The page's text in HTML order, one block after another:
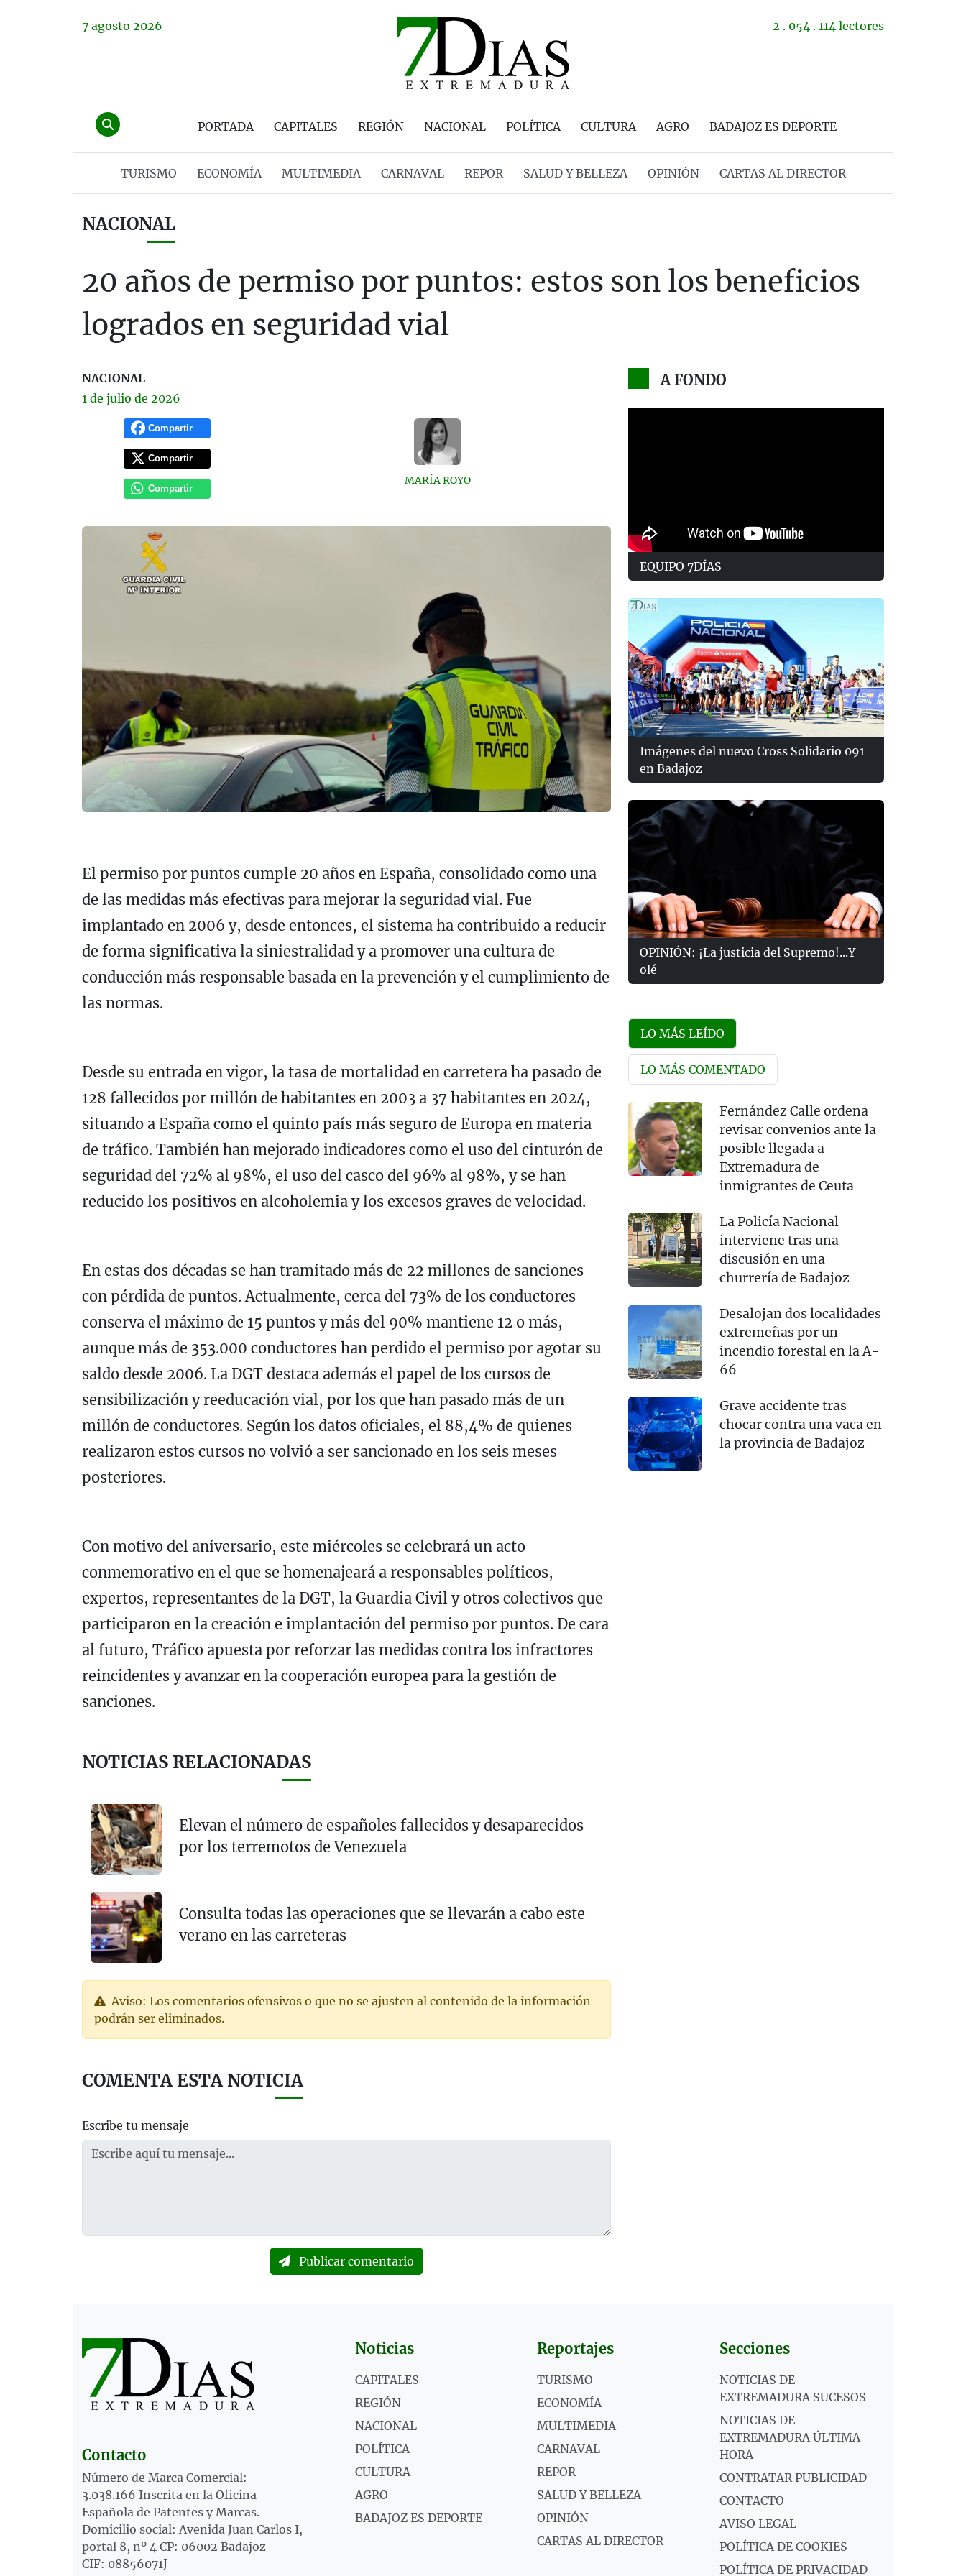
7 agosto 2026 2 . 054 . 114 lectores
PORTADA CAPITALES REGIÓN NACIONAL POLÍTICA CULTURA AGRO BADAJOZ ES DEPORTE
TURISMO ECONOMÍA MULTIMEDIA CARNAVAL REPOR SALUD Y BELLEZA OPINIÓN CARTAS AL DIRECTOR
NACIONAL
20 años de permiso por puntos: estos son los beneficios
logrados en seguridad vial
NACIONAL
1 de julio de 2026
Compartir
Compartir
Compartir
MARÍA ROYO
El permiso por puntos cumple 20 años en España, consolidado como una
de las medidas más efectivas para mejorar la seguridad vial. Fue
implantado en 2006 y, desde entonces, el sistema ha contribuido a reducir
de forma significativa la siniestralidad y a promover una cultura de
conducción más responsable basada en la prevención y el cumplimiento de
las normas.
Desde su entrada en vigor, la tasa de mortalidad en carretera ha pasado de
128 fallecidos por millón de habitantes en 2003 a 37 habitantes en 2024,
situando a España como el quinto país más seguro de Europa en materia
de tráfico. También han mejorado indicadores como el uso del cinturón de
seguridad del 72% al 98%, el uso del casco del 96% al 98%, y se han
reducido los positivos en alcoholemia y los excesos graves de velocidad.
En estas dos décadas se han tramitado más de 22 millones de sanciones
con pérdida de puntos. Actualmente, cerca del 73% de los conductores
conserva el máximo de 15 puntos y más del 90% mantiene 12 o más,
aunque más de 353.000 conductores han perdido el permiso por agotar su
saldo desde 2006. La DGT destaca además el papel de los cursos de
sensibilización y reeducación vial, por los que han pasado más de un
millón de conductores. Según los datos oficiales, el 88,4% de quienes
realizaron estos cursos no volvió a ser sancionado en los seis meses
posteriores.
Con motivo del aniversario, este miércoles se celebrará un acto
conmemorativo en el que se homenajeará a responsables políticos,
expertos, representantes de la DGT, la Guardia Civil y otros colectivos que
participaron en la creación e implantación del permiso por puntos. De cara
al futuro, Tráfico apuesta por reforzar las medidas contra los infractores
reincidentes y avanzar en la cooperación europea para la gestión de
sanciones.
NOTICIAS RELACIONADAS
Elevan el número de españoles fallecidos y desaparecidos
por los terremotos de Venezuela
Consulta todas las operaciones que se llevarán a cabo este
verano en las carreteras
Aviso: Los comentarios ofensivos o que no se ajusten al contenido de la información
podrán ser eliminados.
COMENTA ESTA NOTICIA
Escribe tu mensaje
Publicar comentario
A FONDO
EQUIPO 7DÍAS
Imágenes del nuevo Cross Solidario 091
en Badajoz
OPINIÓN: ¡La justicia del Supremo!...Y
olé
LO MÁS LEÍDO
LO MÁS COMENTADO
Fernández Calle ordena
revisar convenios ante la
posible llegada a
Extremadura de
inmigrantes de Ceuta
La Policía Nacional
interviene tras una
discusión en una
churrería de Badajoz
Desalojan dos localidades
extremeñas por un
incendio forestal en la A-
66
Grave accidente tras
chocar contra una vaca en
la provincia de Badajoz
Contacto
Número de Marca Comercial:
3.038.166 Inscrita en la Oficina
Española de Patentes y Marcas.
Domicilio social: Avenida Juan Carlos I,
portal 8, nº 4 CP: 06002 Badajoz
CIF: 08856071J
Noticias
CAPITALES
REGIÓN
NACIONAL
POLÍTICA
CULTURA
AGRO
BADAJOZ ES DEPORTE
Reportajes
TURISMO
ECONOMÍA
MULTIMEDIA
CARNAVAL
REPOR
SALUD Y BELLEZA
OPINIÓN
CARTAS AL DIRECTOR
Secciones
NOTICIAS DE
EXTREMADURA SUCESOS
NOTICIAS DE
EXTREMADURA ÚLTIMA
HORA
CONTRATAR PUBLICIDAD
CONTACTO
AVISO LEGAL
POLÍTICA DE COOKIES
POLÍTICA DE PRIVACIDAD